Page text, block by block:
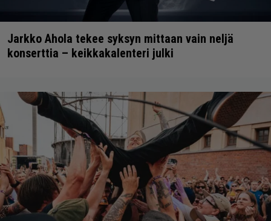
Jarkko Ahola tekee syksyn mittaan vain neljä
konserttia – keikkakalenteri julki